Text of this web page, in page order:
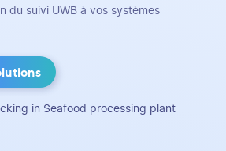
du suivi UWB à vos systèmes